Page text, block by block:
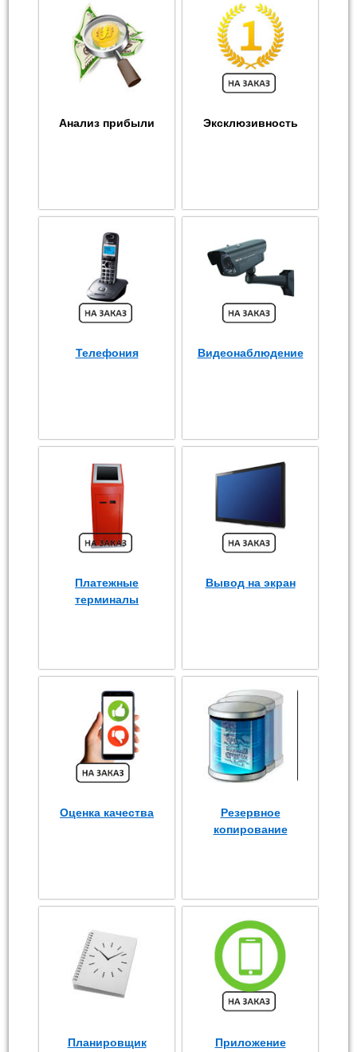
Анализ прибыли Эксклюзивность
Телефония Видеонаблюдение
Платежные
терминалы
Вывод на экран
Оценка качества
Резервное
копирование
Планировщик
Приложение